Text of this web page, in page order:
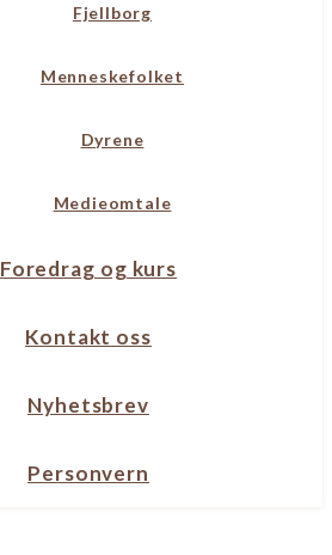
Fjellborg
Menneskefolket
Dyrene
Medieomtale
Foredrag og kurs
Kontakt oss
Nyhetsbrev
Personvern